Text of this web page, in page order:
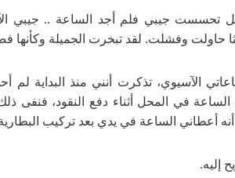
تحسست جيبي فلم أجد الساعة .. جيبي
حاولت وفشلت. لقد تبخرت الجميلة وكأنها
الآسيوي، تذكرت أنني منذ البداية لم
في المحل أثناء دفع النقود، فنفى ذلك.
أعطاني الساعة في يدي بعد تركيب
إليه.